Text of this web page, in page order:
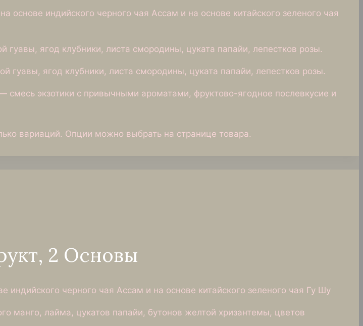
основе индийского черного чая Ассам и на основе китайского зеленого чая
гуавы, ягод клубники, листа смородины, цуката папайи, лепестков розы.
гуавы, ягод клубники, листа смородины, цуката папайи, лепестков розы.
экзотики с привычными ароматами, фруктово-ягодное послевкусие и
вариаций. Опции можно выбрать на странице товара.
2 Основы
индийского черного чая Ассам и на основе китайского зеленого чая Гу Шу
манго, лайма, цукатов папайи, бутонов желтой хризантемы, цветов